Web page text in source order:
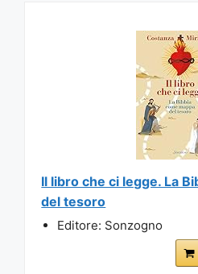
Il libro che ci legge. La
del tesoro
Editore: Sonzogno